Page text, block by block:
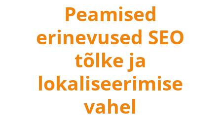
Peamised
erinevused SEO
tõlke ja
lokaliseerimise
vahel